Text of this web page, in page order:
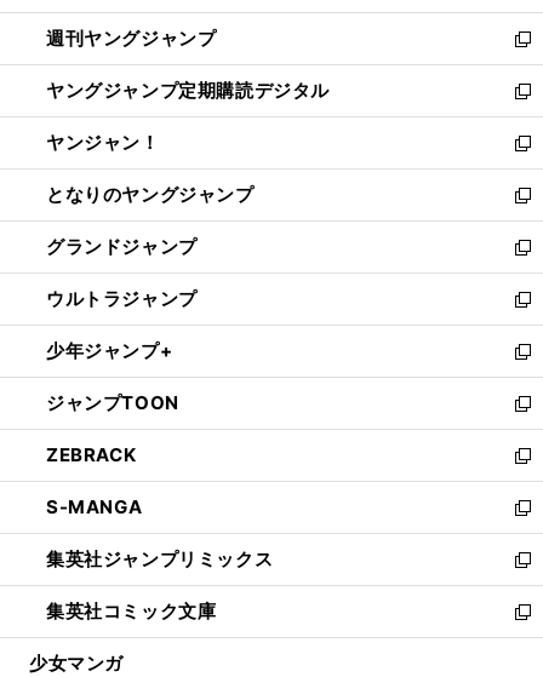
開
く
ウ
で
開
く
ン
ド
ウ
で
開
く
ウ
ィ
ン
ド
ウ
で
開
く
週刊ヤングジャンプ
新
し
い
ウ
ィ
ン
ド
ウ
で
開
く
ヤングジャンプ定期購読デジタル
新
し
い
ウ
ィ
ン
ド
ウ
で
開
く
ヤンジャン！
新
し
い
ウ
ィ
ン
ド
ウ
で
開
く
となりのヤングジャンプ
新
し
い
ウ
ィ
ン
ド
ウ
で
開
く
グランドジャンプ
新
し
い
ウ
ィ
ン
ド
ウ
で
開
く
ウルトラジャンプ
新
し
い
ウ
ィ
ン
ド
ウ
で
開
く
少年ジャンプ+
新
し
い
ウ
ィ
ン
ド
ウ
で
開
く
ジャンプTOON
新
し
い
ウ
ィ
ン
ド
ウ
で
開
ZEBRACK
新
し
い
ウ
ィ
ン
ド
ウ
S-MANGA
新
し
い
ウ
ィ
ン
集英社ジャンプリミックス
新
し
い
ウ
集英社コミック文庫
新
し
少女マンガ